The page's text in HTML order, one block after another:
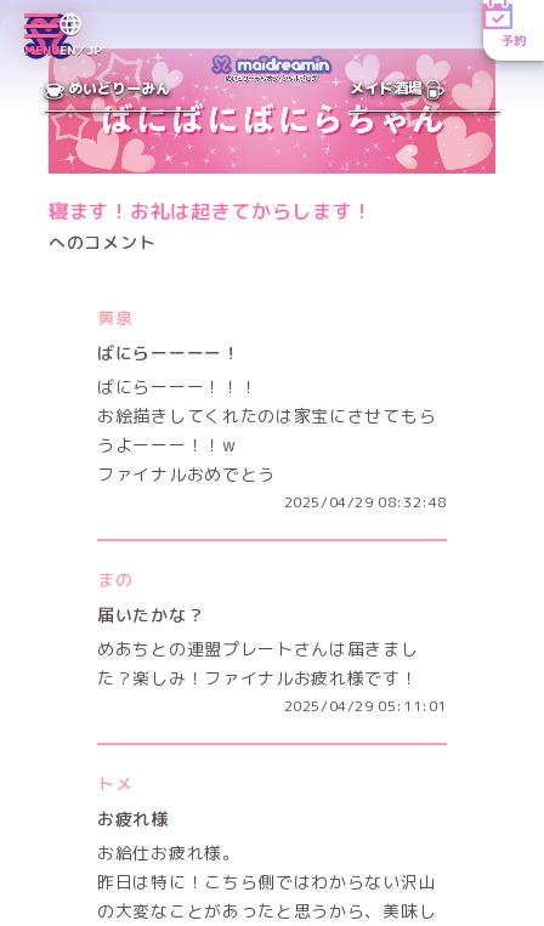
MENUEN／JP
予約
めいどりーみん メイド酒場
寝ます！お礼は起きてからします！
へのコメント
黄泉
ばにらーーーー！
ばにらーーー！！！
お絵描きしてくれたのは家宝にさせてもら
うよーーー！！w
ファイナルおめでとう
2025/04/29 08:32:48
まの
届いたかな？
めあちとの連盟プレートさんは届きまし
た？楽しみ！ファイナルお疲れ様です！
2025/04/29 05:11:01
トメ
お疲れ様
お給仕お疲れ様。
昨日は特に！こちら側ではわからない沢山
の大変なことがあったと思うから、美味し